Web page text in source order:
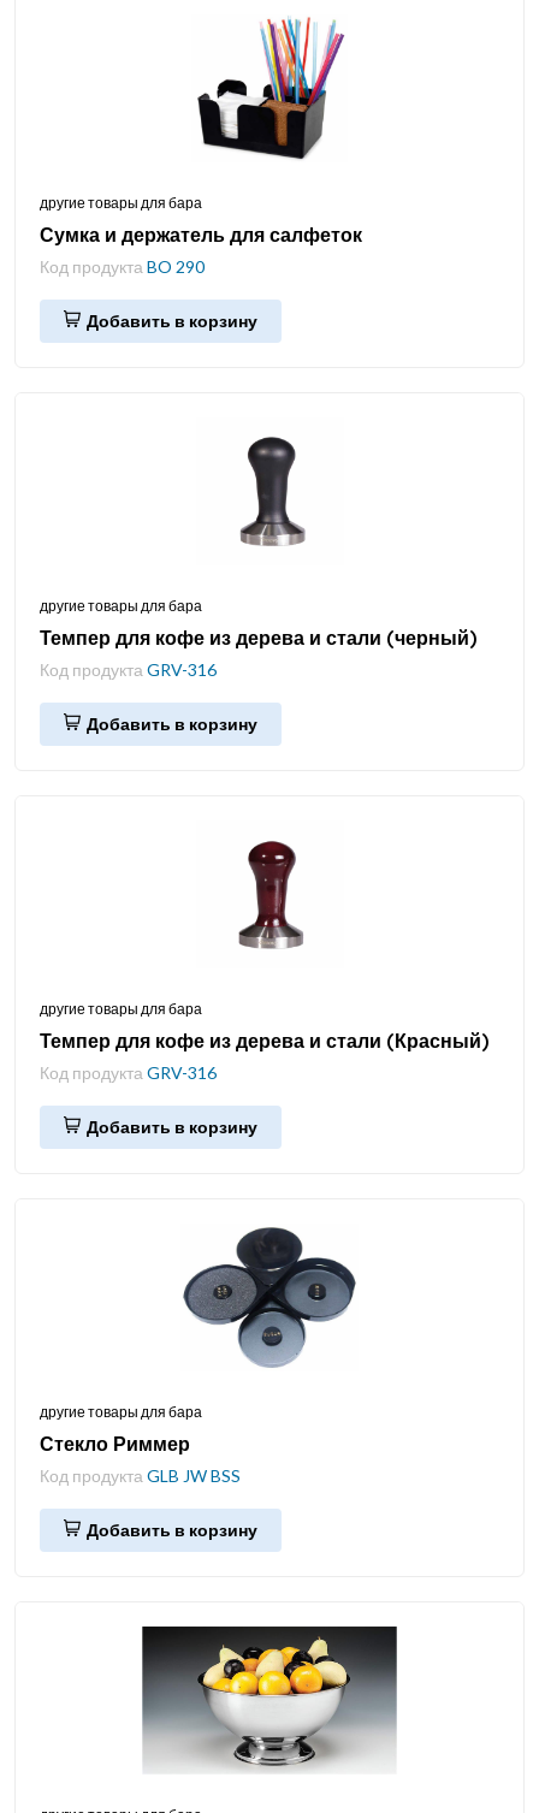
другие товары для бара
Сумка и держатель для салфеток
Код продукта BO 290
Добавить в корзину
другие товары для бара
Темпер для кофе из дерева и стали (черный)
Код продукта GRV-316
Добавить в корзину
другие товары для бара
Темпер для кофе из дерева и стали (Красный)
Код продукта GRV-316
Добавить в корзину
другие товары для бара
Стекло Риммер
Код продукта GLB JW BSS
Добавить в корзину